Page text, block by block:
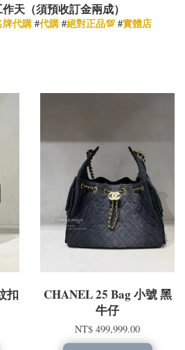
天（須預收訂金兩成）
牌代購 #代購 #絕對正品💯 #實體店
扣
CHANEL 25 Bag 小號 黑
牛仔
NT$ 499,999.00